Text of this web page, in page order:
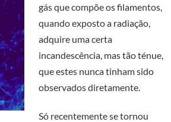
gás que compõe os filamentos,
quando exposto a radiação,
adquire uma certa
incandescência, mas tão ténue,
que estes nunca tinham sido
observados diretamente.
Só recentemente se tornou